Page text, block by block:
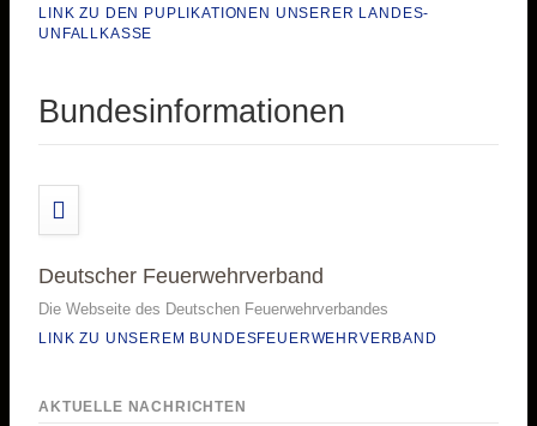
LINK ZU DEN PUPLIKATIONEN UNSERER LANDES-
UNFALLKASSE
Bundesinformationen
Deutscher Feuerwehrverband
Die Webseite des Deutschen Feuerwehrverbandes
LINK ZU UNSEREM BUNDESFEUERWEHRVERBAND
AKTUELLE NACHRICHTEN